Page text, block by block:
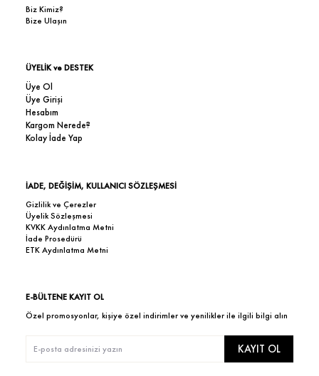
Biz Kimiz?
Bize Ulaşın
ÜYELİK ve DESTEK
Üye Ol
Üye Girişi
Hesabım
Kargom Nerede?
Kolay İade Yap
İADE, DEĞİŞİM, KULLANICI SÖZLEŞMESİ
Gizlilik ve Çerezler
Üyelik Sözleşmesi
KVKK Aydınlatma Metni
İade Prosedürü
ETK Aydınlatma Metni
E-BÜLTENE KAYIT OL
Özel promosyonlar, kişiye özel indirimler ve yenilikler ile ilgili bilgi alın
KAYIT OL